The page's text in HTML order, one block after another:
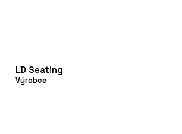
LD Seating
Výrobce